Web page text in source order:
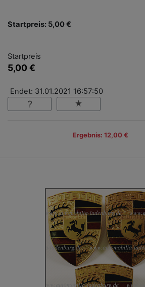
Startpreis: 5,00 €
Startpreis
5,00 €
Endet: 31.01.2021 16:57:50
Ergebnis: 12,00 €